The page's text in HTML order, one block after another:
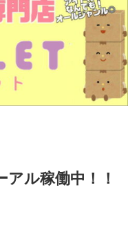
ル稼働中！！